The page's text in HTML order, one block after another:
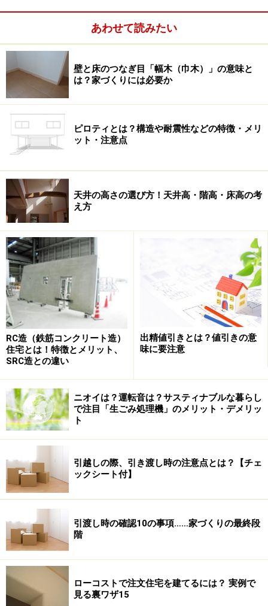
それは、土地だけが目に見えて実際にイメージしやすい
からです。お金の総額やまだ建っていない家をイメージ
するというのは、一般的に難しいものです。そのため
に、「土地が明確になればお金や家もイメージしやすく
なる」と考え、まずたたき台になる土地を探そうとして
しまいます。これは人間の心理からいっても自然な動き
でしょう。
そのことを理解している専門家は、「どんな場所に住み
たいか？という話も重要ですが、どんな家に住みたい
か？を先に明確にすることで、土地と家にバランスよく
お金をかけることが出来ますよ」とアドバイスしてくれ
ます。
幸せな家を手に入れている家族は、建主目線で心配りを
づくりを考えるときには「土地が決まっていませんが、
ある程度の家の総額を先に算出してくれますか？」
掛かりたいものです。
あわせて読みたい
壁と床のつなぎ目「幅木（巾木）」の意味と
は？家づくりには必要か
ピロティとは？構造や耐震性などの特徴・メリ
ット・注意点
天井の高さの選び方！天井高・階高・床高の考
え方
RC造（鉄筋コンクリート造）
住宅とは！特徴とメリット、
SRC造との違い
出精値引きとは？値引きの意
味に要注意
ニオイは？運転音は？サスティナブルな暮らし
で注目「生ごみ処理機」のメリット・デメリッ
ト
引越しの際、引き渡し時の注意点とは？【チェ
ックシート付】
引渡し時の確認10の事項……家づくりの最終段
階
ローコストで注文住宅を建てるには？ 実例で
見る裏ワザ15